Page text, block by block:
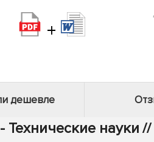
+
дешевле
Технические науки //